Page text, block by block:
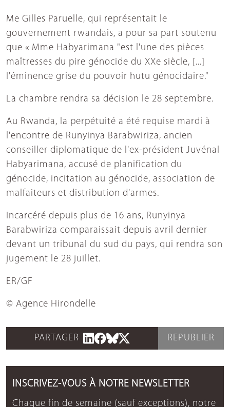
Me Gilles Paruelle, qui représentait le
gouvernement rwandais, a pour sa part soutenu
que « Mme Habyarimana "est l'une des pièces
maîtresses du pire génocide du XXe siècle, [...]
l'éminence grise du pouvoir hutu génocidaire."
La chambre rendra sa décision le 28 septembre.
Au Rwanda, la perpétuité a été requise mardi à
l'encontre de Runyinya Barabwiriza, ancien
conseiller diplomatique de l'ex-président Juvénal
Habyarimana, accusé de planification du
génocide, incitation au génocide, association de
malfaiteurs et distribution d'armes.
Incarcéré depuis plus de 16 ans, Runyinya
Barabwiriza comparaissait depuis avril dernier
devant un tribunal du sud du pays, qui rendra son
jugement le 28 juillet.
ER/GF
© Agence Hirondelle
PARTAGER REPUBLIER
INSCRIVEZ-VOUS À NOTRE NEWSLETTER
Chaque fin de semaine (sauf exceptions), notre